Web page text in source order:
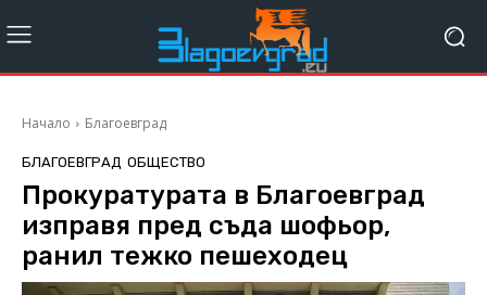
Начало Благоевград
БЛАГОЕВГРАД ОБЩЕСТВО
Прокуратурата в Благоевград
изправя пред съда шофьор,
ранил тежко пешеходец